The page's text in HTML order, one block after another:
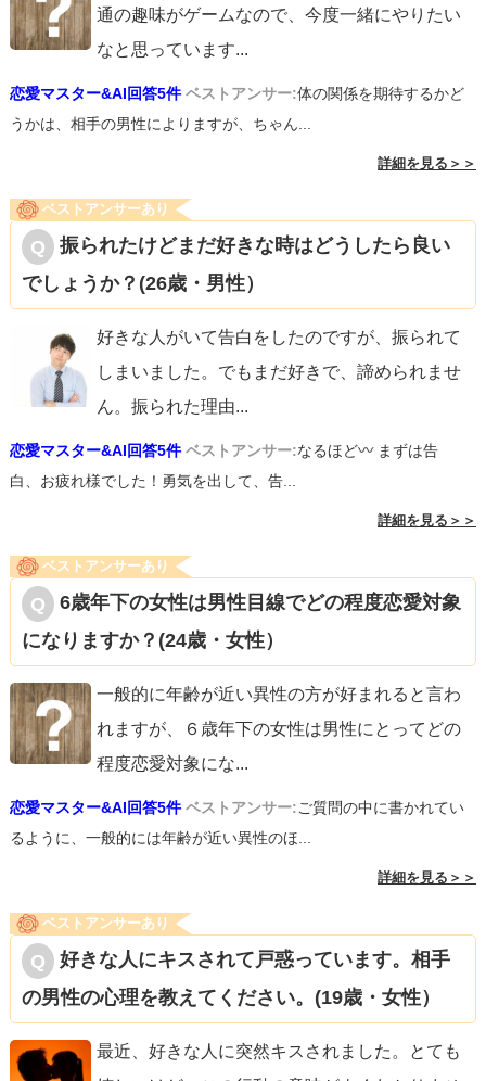
通の趣味がゲームなので、今度一緒にやりたい
なと思っています...
恋愛マスター&AI回答5件 ベストアンサー:体の関係を期待するかど
うかは、相手の男性によりますが、ちゃん...
詳細を見る＞＞
ベストアンサーあり
振られたけどまだ好きな時はどうしたら良い
でしょうか？(26歳・男性）
好きな人がいて告白をしたのですが、振られて
しまいました。でもまだ好きで、諦められませ
ん。振られた理由...
恋愛マスター&AI回答5件 ベストアンサー:なるほど〰︎ まずは告
白、お疲れ様でした！勇気を出して、告...
詳細を見る＞＞
ベストアンサーあり
6歳年下の女性は男性目線でどの程度恋愛対象
になりますか？(24歳・女性）
一般的に年齢が近い異性の方が好まれると言わ
れますが、６歳年下の女性は男性にとってどの
程度恋愛対象にな...
恋愛マスター&AI回答5件 ベストアンサー:ご質問の中に書かれてい
るように、一般的には年齢が近い異性のほ...
詳細を見る＞＞
ベストアンサーあり
好きな人にキスされて戸惑っています。相手
の男性の心理を教えてください。(19歳・女性）
最近、好きな人に突然キスされました。とても